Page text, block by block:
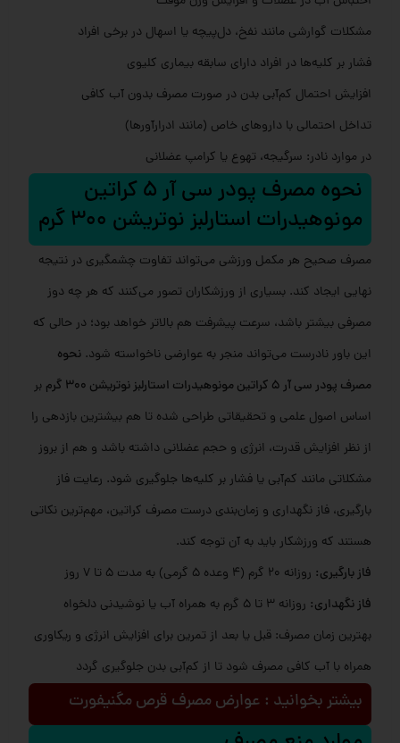
مشکلات گوارشی مانند نفخ، دل‌پیچه یا اسهال در برخی افراد
فشار بر کلیه‌ها در افراد دارای سابقه بیماری کلیوی
افزایش احتمال کم‌آبی بدن در صورت مصرف بدون آب کافی
تداخل احتمالی با داروهای خاص (مانند ادرارآورها)
در موارد نادر: سرگیجه، تهوع یا کرامپ عضلانی
نحوه مصرف پودر سی آر 5 کراتین
مونوهیدرات استارلبز نوتریشن 300 گرم
مصرف صحیح هر مکمل ورزشی می‌تواند تفاوت چشمگیری در نتیجه
نهایی ایجاد کند. بسیاری از ورزشکاران تصور می‌کنند که هر چه دوز
مصرفی بیشتر باشد، سرعت پیشرفت هم بالاتر خواهد بود؛ در حالی که
این باور نادرست می‌تواند منجر به عوارضی ناخواسته شود. نحوه
مصرف پودر سی آر 5 کراتین مونوهیدرات استارلبز نوتریشن 300 گرم
بر
اساس اصول علمی و تحقیقاتی طراحی شده تا هم بیشترین بازدهی را
از نظر افزایش قدرت، انرژی و حجم عضلانی داشته باشد و هم از بروز
مشکلاتی مانند کم‌آبی یا فشار بر کلیه‌ها جلوگیری شود. رعایت فاز
بارگیری، فاز نگهداری و زمان‌بندی درست مصرف کراتین، مهم‌ترین نکاتی
هستند که ورزشکار باید به آن توجه کند.
فاز بارگیری: روزانه ۲۰ گرم (۴ وعده ۵ گرمی) به مدت ۵ تا ۷ روز
فاز نگهداری: روزانه ۳ تا ۵ گرم به همراه آب یا نوشیدنی دلخواه
بهترین زمان مصرف: قبل یا بعد از تمرین برای افزایش انرژی و ریکاوری
همراه با آب کافی مصرف شود تا از کم‌آبی بدن جلوگیری گردد
بیشتر بخوانید : عوارض مصرف قرص مگنیفورت